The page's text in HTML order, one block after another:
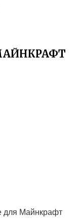
Майнкрафт